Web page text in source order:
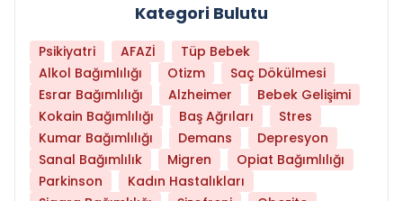
Kategori Bulutu
Psikiyatri AFAZİ
Tüp Bebek
Alkol Bağımlılığı
Otizm
Saç Dökülmesi
Esrar Bağımlılığı
Alzheimer
Bebek Gelişimi
Kokain Bağımlılığı
Baş Ağrıları
Stres
Kumar Bağımlılığı
Demans
Depresyon
Sanal Bağımlılık
Migren
Opiat Bağımlılığı
Parkinson
Kadın Hastalıkları